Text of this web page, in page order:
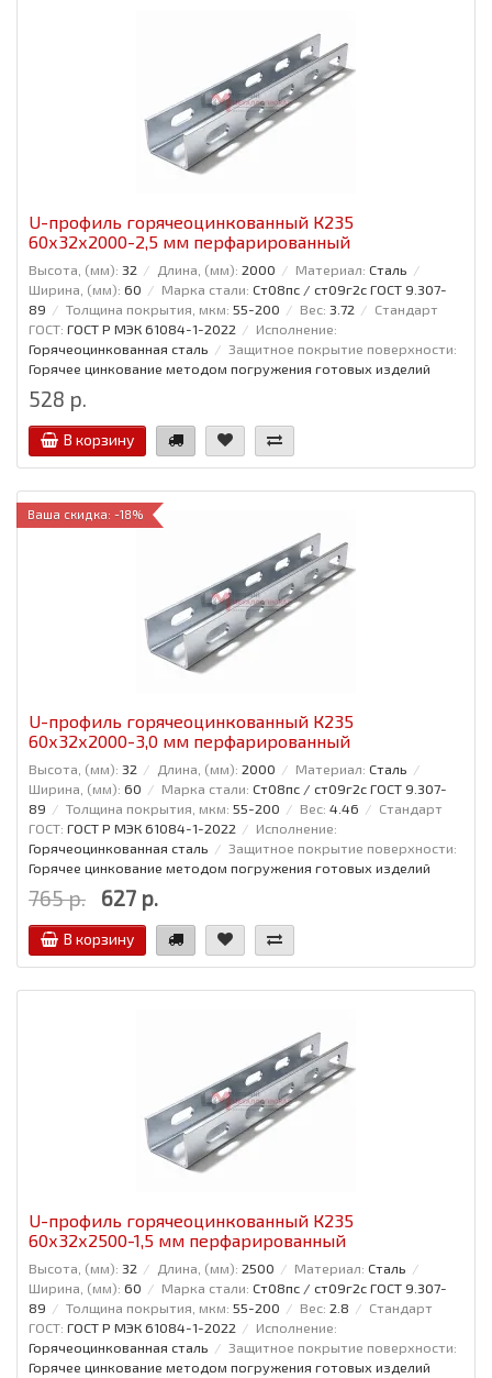
U-профиль горячеоцинкованный К235
60x32x2000-2,5 мм перфарированный
Высота, (мм): 32 Длина, (мм): 2000 Материал: Сталь
Ширина, (мм): 60 Марка стали: Ст08пс / ст09г2с ГОСТ 9.307-
89
Толщина покрытия, мкм: 55-200 Вес: 3.72
Стандарт
ГОСТ: ГОСТ Р МЭК 61084-1-2022
Исполнение:
Горячеоцинкованная сталь
Защитное покрытие поверхности:
Горячее цинкование методом погружения готовых изделий
528 р.
В корзину
Ваша скидка: -18%
U-профиль горячеоцинкованный К235
60x32x2000-3,0 мм перфарированный
Высота, (мм): 32 Длина, (мм): 2000 Материал: Сталь
Ширина, (мм): 60 Марка стали: Ст08пс / ст09г2с ГОСТ 9.307-
89
Толщина покрытия, мкм: 55-200 Вес: 4.46
Стандарт
ГОСТ: ГОСТ Р МЭК 61084-1-2022
Исполнение:
Горячеоцинкованная сталь
Защитное покрытие поверхности:
Горячее цинкование методом погружения готовых изделий
765 р. 627 р.
В корзину
U-профиль горячеоцинкованный К235
60x32x2500-1,5 мм перфарированный
Высота, (мм): 32 Длина, (мм): 2500 Материал: Сталь
Ширина, (мм): 60 Марка стали: Ст08пс / ст09г2с ГОСТ 9.307-
89
Толщина покрытия, мкм: 55-200 Вес: 2.8
Стандарт
ГОСТ: ГОСТ Р МЭК 61084-1-2022
Исполнение:
Горячеоцинкованная сталь
Защитное покрытие поверхности:
Горячее цинкование методом погружения готовых изделий